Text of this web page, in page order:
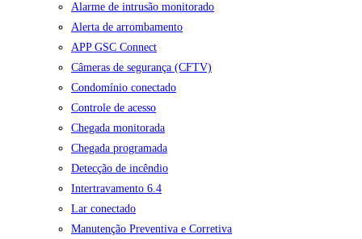
Alarme de intrusão monitorado
Alerta de arrombamento
APP GSC Connect
Câmeras de segurança (CFTV)
Condomínio conectado
Controle de acesso
Chegada monitorada
Chegada programada
Detecção de incêndio
Intertravamento 6.4
Lar conectado
Manutenção Preventiva e Corretiva